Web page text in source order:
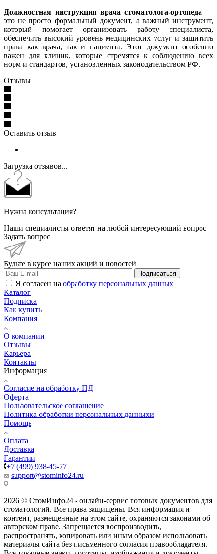
Должностная инструкция врача стоматолога-ортопеда —
это не просто формальный документ, а важный инструмент,
который помогает организовать работу специалиста,
обеспечить высокий уровень медицинских услуг и защитить
права как врача, так и пациента. Этот документ особенно
важен для клиник, которые стремятся к соблюдению всех
норм и стандартов, установленных законодательством РФ.
Отзывы
Оставить отзыв
Загрузка отзывов...
Нужна консультация?
Наши специалисты ответят на любой интересующий вопрос
Задать вопрос
Будьте в курсе наших акций и новостей
Подписаться
Я согласен на обработку персональных данных
Каталог
Подписка
Как купить
Компания
О компании
Отзывы
Карьера
Контакты
Информация
Согласие на обработку ПД
Оферта
Пользовательское соглашение
Политика обработки персональных данныхи
Помощь
Оплата
Доставка
Гарантии
+7 (499) 938-45-77
support@stominfo24.ru
2026 © СтомИнфо24 - онлайн-сервис готовых документов для
стоматологий. Все права защищены. Вся информация и
контент, размещенные на этом сайте, охраняются законами об
авторском праве. Запрещается воспроизводить,
распространять, копировать или иным образом использовать
материалы сайта без письменного согласия правообладателя.